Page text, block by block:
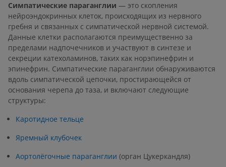
Симпатические параганглии — это скопления
нейроэндокринных клеток, происходящих из нервного
гребня и связанных с симпатической нервной системой.
Данные клетки располагаются преимущественно за
пределами надпочечников и участвуют в синтезе и
секреции катехоламинов, таких как норэпинефрин и
эпинефрин. Симпатические параганглии обнаруживаются
вдоль симпатической цепочки, простирающейся от
основания черепа до таза, и включают следующие
структуры:
Каротидное тельце
Яремный клубочек
Аортолёгочные параганглии (орган Цукеркандля)